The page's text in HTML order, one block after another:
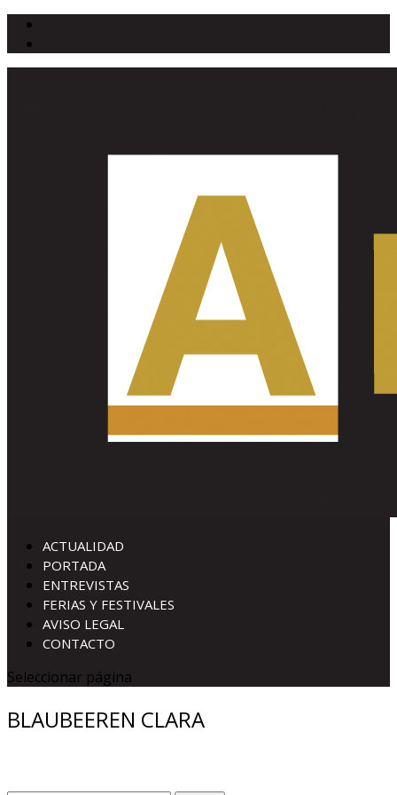
ACTUALIDAD
PORTADA
ENTREVISTAS
FERIAS Y FESTIVALES
AVISO LEGAL
CONTACTO
Seleccionar página
BLAUBEEREN CLARA